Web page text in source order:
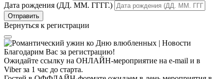
Дата рождения (ДД. ММ. ГГГГ.)
Вернуться к регистрации
Благодарим Вас за регистрацию!
Ожидайте ссылку на ОНЛАЙН-мероприятие на e-mail и в
Viber за 1 час до старта.